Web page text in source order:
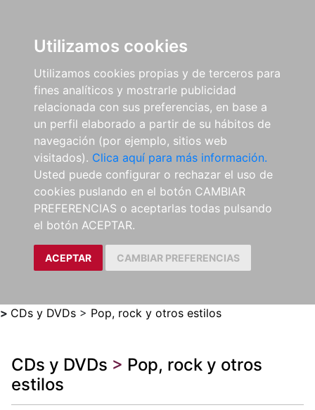
Utilizamos cookies
Utilizamos cookies propias y de terceros para
fines analíticos y mostrarle publicidad
relacionada con sus preferencias, en base a
un perfil elaborado a partir de su hábitos de
navegación (por ejemplo, sitios web
visitados). Clica aquí para más información.
Usted puede configurar o rechazar el uso de
cookies puslando en el botón CAMBIAR
PREFERENCIAS o aceptarlas todas pulsando
el botón ACEPTAR.
ACEPTAR CAMBIAR PREFERENCIAS
> CDs y DVDs > Pop, rock y otros estilos
CDs y DVDs > Pop, rock y otros
estilos